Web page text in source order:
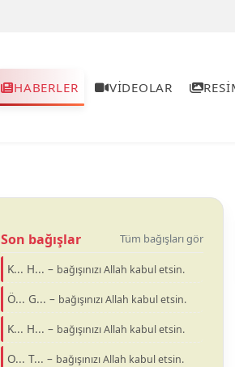
HABERLER VİDEOLAR
Son bağışlar Tüm bağışları gör
K... H... – bağışınızı Allah kabul etsin.
Ö... G... – bağışınızı Allah kabul etsin.
K... H... – bağışınızı Allah kabul etsin.
O... T... – bağışınızı Allah kabul etsin.